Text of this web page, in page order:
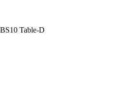
Table-D